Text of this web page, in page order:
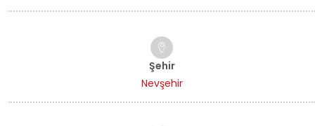
Şehir
Nevşehir